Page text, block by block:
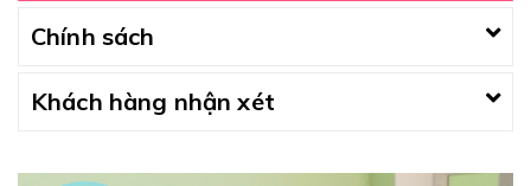
Chính sách
Khách hàng nhận xét